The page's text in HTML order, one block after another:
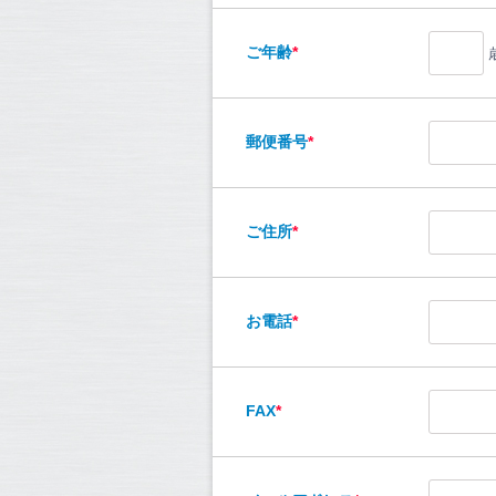
ご年齢*
郵便番号*
ご住所*
お電話*
FAX*